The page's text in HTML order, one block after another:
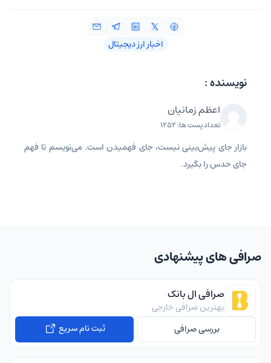
اخبار ارز دیجیتال
نویسنده :
اعظم زمانیان
تعداد پست ها: 1252
بازار جای پیش‌بینی نیست، جای فهمیدن است. می‌نویسم تا فهم
جای حدس را بگیرد.
صرافی های پیشنهادی
صرافی ال بانک
بهترین صرافی خارجی
بررسی صرافی
ثبت نام سریع